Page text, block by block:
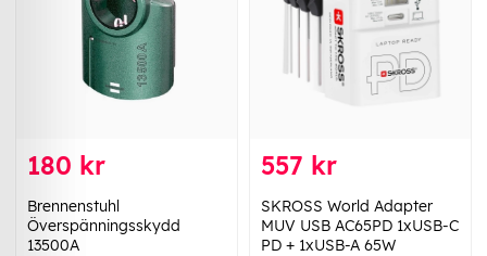
180 kr
Brennenstuhl
Överspänningsskydd
13500A
557 kr
SKROSS World Adapter
MUV USB AC65PD 1xUSB-C
PD + 1xUSB-A 65W